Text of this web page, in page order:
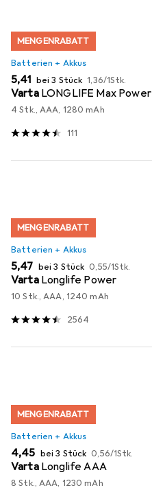
MENGENRABATT
Batterien + Akkus
EUR
5,41 bei 3 Stück EUR
1,36/1Stk.
Varta LONGLIFE Max Power
4 Stk., AAA, 1280 mAh
111
MENGENRABATT
Batterien + Akkus
EUR
5,47 bei 3 Stück EUR
0,55/1Stk.
Varta Longlife Power
10 Stk., AAA, 1240 mAh
2564
MENGENRABATT
Batterien + Akkus
EUR
4,45 bei 3 Stück EUR
0,56/1Stk.
Varta Longlife AAA
8 Stk., AAA, 1230 mAh